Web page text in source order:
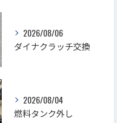
2026/08/06
ダイナクラッチ交換
2026/08/04
燃料タンク外し